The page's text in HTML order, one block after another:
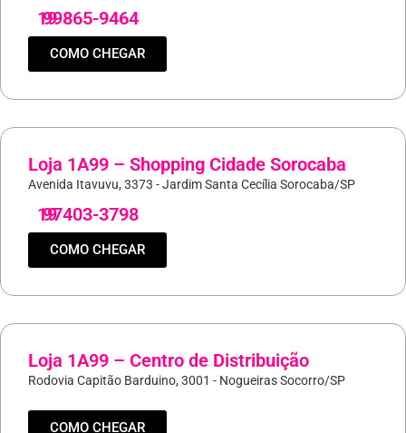
19
99865-9464
COMO CHEGAR
Loja 1A99 – Shopping Cidade Sorocaba
Avenida Itavuvu, 3373 - Jardim Santa Cecília Sorocaba/SP
19
97403-3798
COMO CHEGAR
Loja 1A99 – Centro de Distribuição
Rodovia Capitão Barduino, 3001 - Nogueiras Socorro/SP
COMO CHEGAR